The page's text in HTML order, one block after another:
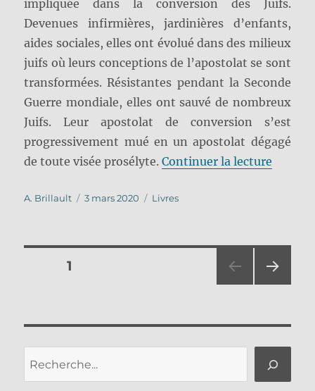
impliquée dans la conversion des Juifs.
Devenues infirmières, jardinières d’enfants,
aides sociales, elles ont évolué dans des milieux
juifs où leurs conceptions de l’apostolat se sont
transformées. Résistantes pendant la Seconde
Guerre mondiale, elles ont sauvé de nombreux
Juifs. Leur apostolat de conversion s’est
progressivement mué en un apostolat dégagé
de toute visée prosélyte.Continuer la lecture
Auteur
A. Brillault
Publié
3 mars 2020 Catégories
Livres
Pagination
publications
PAGE1
ANT
E